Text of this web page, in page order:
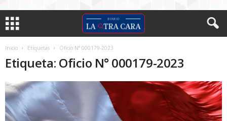
Inicio Etiquetas Oficio N° 000179-2023
Etiqueta: Oficio N° 000179-2023